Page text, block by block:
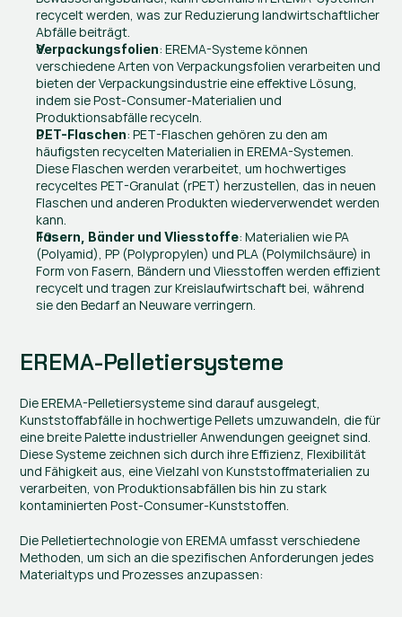
recycelt werden, was zur Reduzierung landwirtschaftlicher
Abfälle beiträgt.
Verpackungsfolien: EREMA-Systeme können
verschiedene Arten von Verpackungsfolien verarbeiten und
bieten der Verpackungsindustrie eine effektive Lösung,
indem sie Post-Consumer-Materialien und
Produktionsabfälle recyceln.
PET-Flaschen: PET-Flaschen gehören zu den am
häufigsten recycelten Materialien in EREMA-Systemen.
Diese Flaschen werden verarbeitet, um hochwertiges
recyceltes PET-Granulat (rPET) herzustellen, das in neuen
Flaschen und anderen Produkten wiederverwendet werden
kann.
Fasern, Bänder und Vliesstoffe: Materialien wie PA
(Polyamid), PP (Polypropylen) und PLA (Polymilchsäure) in
Form von Fasern, Bändern und Vliesstoffen werden effizient
recycelt und tragen zur Kreislaufwirtschaft bei, während
sie den Bedarf an Neuware verringern.
EREMA-Pelletiersysteme
Die EREMA-Pelletiersysteme sind darauf ausgelegt,
Kunststoffabfälle in hochwertige Pellets umzuwandeln, die für
eine breite Palette industrieller Anwendungen geeignet sind.
Diese Systeme zeichnen sich durch ihre Effizienz, Flexibilität
und Fähigkeit aus, eine Vielzahl von Kunststoffmaterialien zu
verarbeiten, von Produktionsabfällen bis hin zu stark
kontaminierten Post-Consumer-Kunststoffen.
Die Pelletiertechnologie von EREMA umfasst verschiedene
Methoden, um sich an die spezifischen Anforderungen jedes
Materialtyps und Prozesses anzupassen: